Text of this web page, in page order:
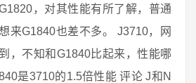
，对其性能有所了解，普通
来G1840也差不多。 J3710，网
，不知和G1840比起来，性能哪
是3710的1.5倍性能 评论 J和N